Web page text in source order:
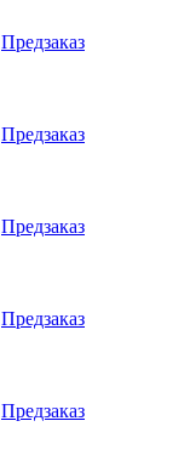
Предзаказ
Предзаказ
Предзаказ
Предзаказ
Предзаказ